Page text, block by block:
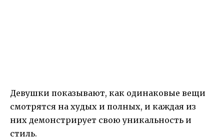
Девушки показывают, как одинаковые вещи
смотрятся на худых и полных, и каждая из
них демонстрирует свою уникальность и
стиль.